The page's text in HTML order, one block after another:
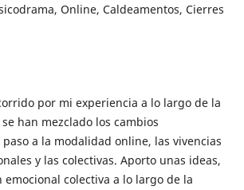
Online, Caldeamentos, Cierres
por mi experiencia a lo largo de la
han mezclado los cambios
a la modalidad online, las vivencias
y las colectivas. Aporto unas ideas,
emocional colectiva a lo largo de la